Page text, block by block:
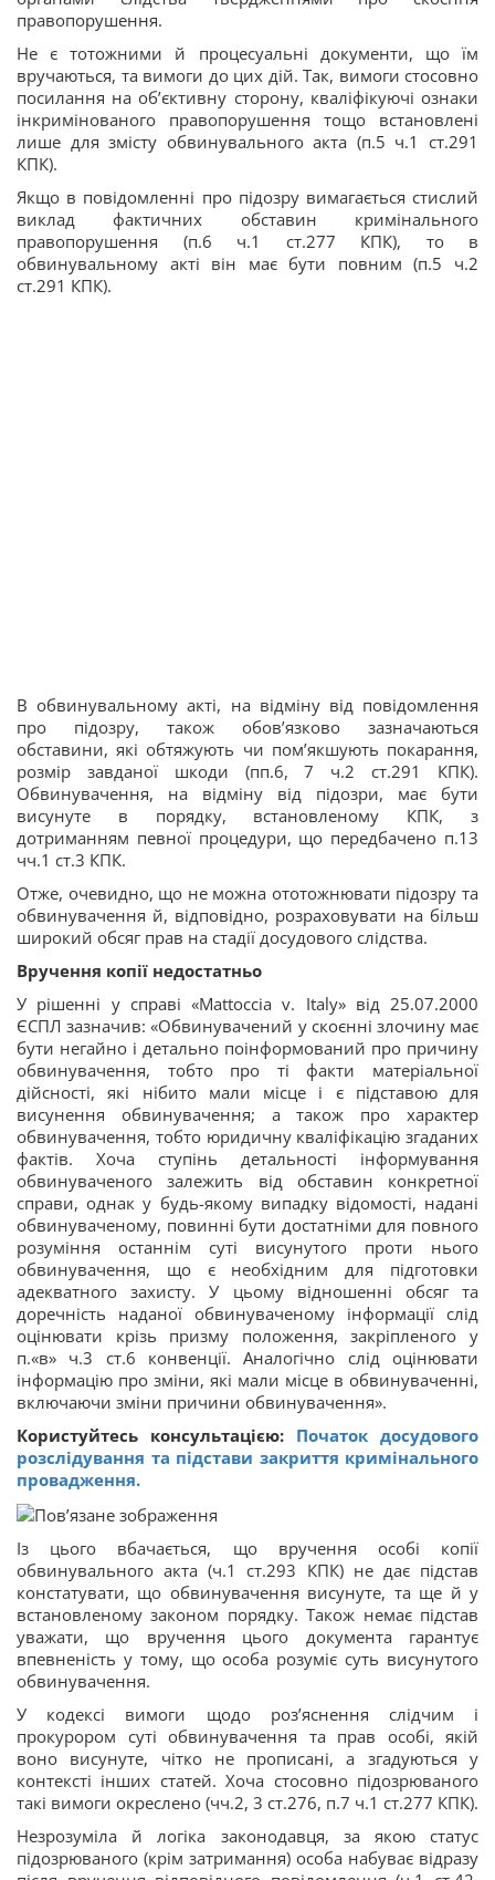
правопорушення.
Не є тотожними й процесуальні документи, що їм
вручаються, та вимоги до цих дій. Так, вимоги стосовно
посилання на об’єктивну сторону, кваліфікуючі ознаки
інкримінованого правопорушення тощо встановлені
лише для змісту обвинувального акта (п.5 ч.1 ст.291
КПК).
Якщо в повідомленні про підозру вимагається стислий
виклад фактичних обставин кримінального
правопорушення (п.6 ч.1 ст.277 КПК), то в
обвинувальному акті він має бути повним (п.5 ч.2
ст.291 КПК).
В обвинувальному акті, на відміну від повідомлення
про підозру, також обов’язково зазначаються
обставини, які обтяжують чи пом’якшують покарання,
розмір завданої шкоди (пп.6, 7 ч.2 ст.291 КПК).
Обвинувачення, на відміну від підозри, має бути
висунуте в порядку, встановленому КПК, з
дотриманням певної процедури, що передбачено п.13
чч.1 ст.3 КПК.
Отже, очевидно, що не можна ототожнювати підозру та
обвинувачення й, відповідно, розраховувати на більш
широкий обсяг прав на стадії досудового слідства.
Вручення копії недостатньо
У рішенні у справі «Mattoccia v. Italy» від 25.07.2000
ЄСПЛ зазначив: «Обвинувачений у скоєнні злочину має
бути негайно і детально поінформований про причину
обвинувачення, тобто про ті факти матеріальної
дійсності, які нібито мали місце і є підставою для
висунення обвинувачення; а також про характер
обвинувачення, тобто юридичну кваліфікацію згаданих
фактів. Хоча ступінь детальності інформування
обвинуваченого залежить від обставин конкретної
справи, однак у будь-якому випадку відомості, надані
обвинуваченому, повинні бути достатніми для повного
розуміння останнім суті висунутого проти нього
обвинувачення, що є необхідним для підготовки
адекватного захисту. У цьому відношенні обсяг та
доречність наданої обвинуваченому інформації слід
оцінювати крізь призму положення, закріпленого у
п.«в» ч.3 ст.6 конвенції. Аналогічно слід оцінювати
інформацію про зміни, які мали місце в обвинуваченні,
включаючи зміни причини обвинувачення».
Користуйтесь консультацією: Початок досудового
розслідування та підстави закриття кримінального
провадження.
Із цього вбачається, що вручення особі копії
обвинувального акта (ч.1 ст.293 КПК) не дає підстав
констатувати, що обвинувачення висунуте, та ще й у
встановленому законом порядку. Також немає підстав
уважати, що вручення цього документа гарантує
впевненість у тому, що особа розуміє суть висунутого
обвинувачення.
У кодексі вимоги щодо роз’яснення слідчим і
прокурором суті обвинувачення та прав особі, якій
воно висунуте, чітко не прописані, а згадуються у
контексті інших статей. Хоча стосовно підозрюваного
такі вимоги окреслено (чч.2, 3 ст.276, п.7 ч.1 ст.277 КПК).
Незрозуміла й логіка законодавця, за якою статус
підозрюваного (крім затримання) особа набуває відразу